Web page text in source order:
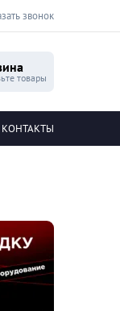
звонок
товары
КОНТАКТЫ